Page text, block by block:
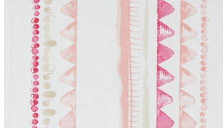
Литл Грин (Little Greene)
+
Палитра цветов Little Greene Colour Scales
Серые цвета Little Greene Grey
Розовые цвета Little Greene Pink
Зеленые цвета Little Greene
Синие цвета Little Greene Blue
Фасадные краски
Краска Свис Лэйк (Swiss Lake)
Грунтовка
ФРЕСКИ
ЛЕПНИНА